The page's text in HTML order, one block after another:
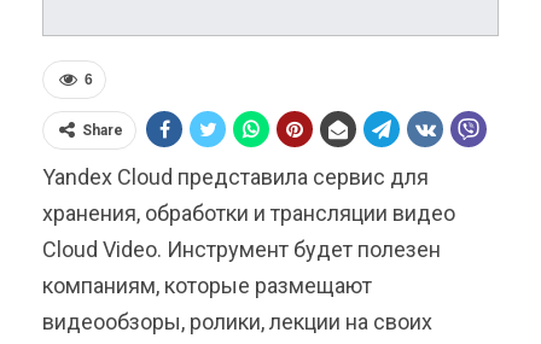
6
Share
Yandex Cloud представила сервис для
хранения, обработки и трансляции видео
Cloud Video. Инструмент будет полезен
компаниям, которые размещают
видеообзоры, ролики, лекции на своих